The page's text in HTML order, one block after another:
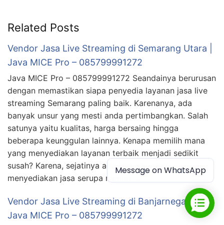
Related Posts
Vendor Jasa Live Streaming di Semarang Utara |
Java MICE Pro – 085799991272
Java MICE Pro – 085799991272 Seandainya berurusan
dengan memastikan siapa penyedia layanan jasa live
streaming Semarang paling baik. Karenanya, ada
banyak unsur yang mesti anda pertimbangkan. Salah
satunya yaitu kualitas, harga bersaing hingga
beberapa keunggulan lainnya. Kenapa memilih mana
yang menyediakan layanan terbaik menjadi sedikit
susah? Karena, sejatinya ada banyak yang
menyediakan jasa serupa namun …
Vendor Jasa Live Streaming di Banjarnegara |
Java MICE Pro – 085799991272
Message on WhatsApp